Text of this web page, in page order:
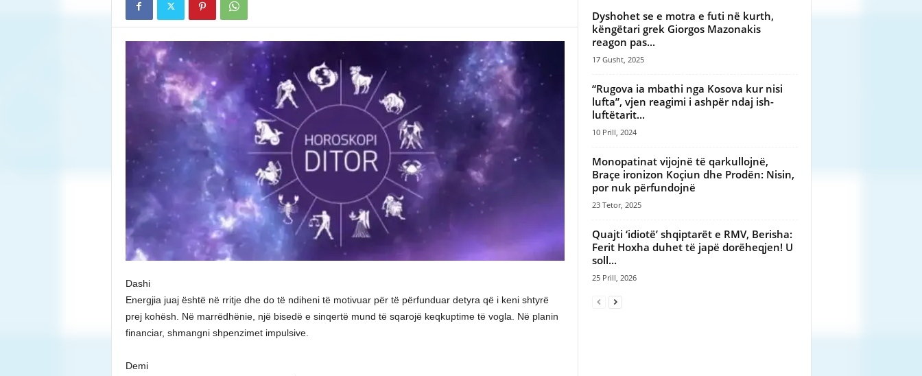
Dashi
Energjia juaj është në rritje dhe do të ndiheni të motivuar për të përfunduar detyra që i keni shtyrë
prej kohësh. Në marrëdhënie, një bisedë e sinqertë mund të sqarojë keqkuptime të vogla. Në planin
financiar, shmangni shpenzimet impulsive.
Demi
Dyshohet se e motra e futi në kurth,
këngëtari grek Giorgos Mazonakis
reagon pas...
17 Gusht, 2025
“Rugova ia mbathi nga Kosova kur nisi
lufta”, vjen reagimi i ashpër ndaj ish-
luftëtarit...
10 Prill, 2024
Monopatinat vijojnë të qarkullojnë,
Braçe ironizon Koçiun dhe Prodën: Nisin,
por nuk përfundojnë
23 Tetor, 2025
Quajti ‘idiotë’ shqiptarët e RMV, Berisha:
Ferit Hoxha duhet të japë dorëheqjen! U
soll...
25 Prill, 2026